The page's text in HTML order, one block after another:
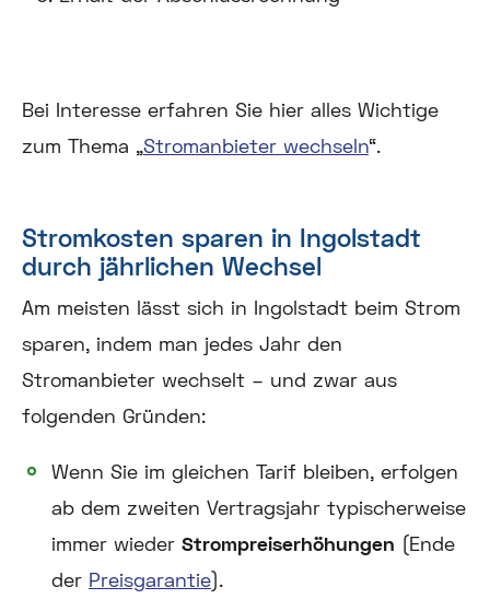
Bei Interesse erfahren Sie hier alles Wichtige
zum Thema „Stromanbieter wechseln“.
Stromkosten sparen in Ingolstadt
durch jährlichen Wechsel
Am meisten lässt sich in Ingolstadt beim Strom
sparen, indem man jedes Jahr den
Stromanbieter wechselt – und zwar aus
folgenden Gründen:
Wenn Sie im gleichen Tarif bleiben, erfolgen
ab dem zweiten Vertragsjahr typischerweise
immer wieder Strompreiserhöhungen (Ende
der Preisgarantie).